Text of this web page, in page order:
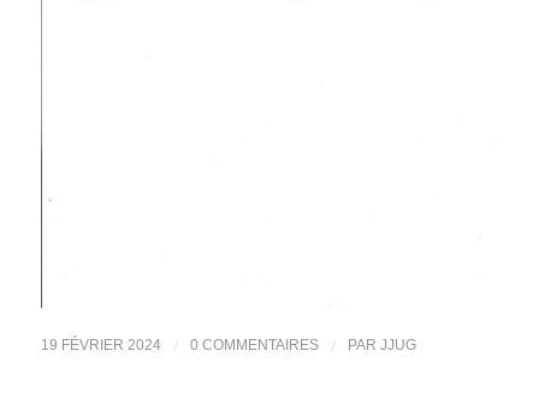
19 FÉVRIER 2024 / 0 COMMENTAIRES / PAR JJUG